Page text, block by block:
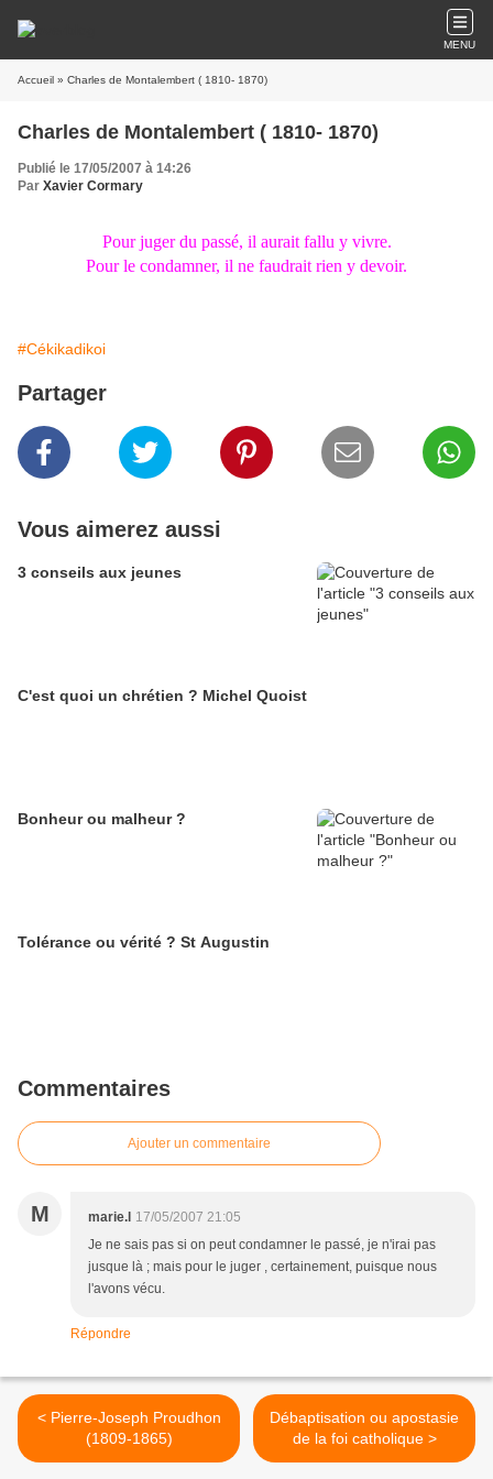
MENU
Accueil » Charles de Montalembert ( 1810- 1870)
Charles de Montalembert ( 1810- 1870)
Publié le 17/05/2007 à 14:26
Par Xavier Cormary
Pour juger du passé, il aurait fallu y vivre.
Pour le condamner, il ne faudrait rien y devoir.
#Cékikadikoi
Partager
Vous aimerez aussi
3 conseils aux jeunes
C'est quoi un chrétien ? Michel Quoist
Bonheur ou malheur ?
Tolérance ou vérité ? St Augustin
Commentaires
Ajouter un commentaire
M marie.l 17/05/2007 21:05
Je ne sais pas si on peut condamner le passé, je n'irai pas
jusque là ; mais pour le juger , certainement, puisque nous
l'avons vécu.
Répondre
< Pierre-Joseph Proudhon
(1809-1865)
Débaptisation ou apostasie
de la foi catholique >